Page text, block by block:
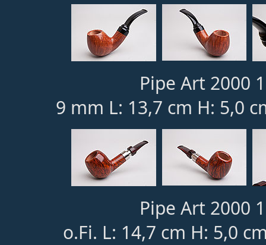
Pipe Art 2000
9 mm L: 13,7 cm H: 5,0
Pipe Art 2000
o.Fi. L: 14,7 cm H: 5,0